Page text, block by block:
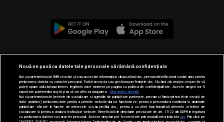
© 2019-2026 DOGAN MEDIA INTERNATIONAL SA, Toate
drepturile rezervate.
Nouă ne pasă ca datele tale personale să rămână confidențiale
Noi și partenerii noștri589stocăm și/sau accesăm informații pe dispozitivul dvs., precum identificatorii cookie unici pentru
prelucrarea datelor cu caracter personal. Puteți accepta sau gestiona preferințele dvs. făcând clic mai jos, respectiv vă
puteți opune utilizării unui interes legitim în orice moment pe pagina cu politica de confidențialitate. Aceste alegeri vor fi
raportate partenerilor noștri și nu vă vor afecta navigarea.
Mai multe detalii
Noi si partenerii nostri (retelele de socializare si agentiile de publicitate partenere, precum si furnizorii nostri de servicii de
date analitice) prelucram date pentru a permite website-ului sa functioneze, pentru a personaliza continutul si anunturile
publicitare afisate in functie de interesele si/sau profilul dvs., pentru a va oferi functionalitati aferente retelelor de
socializare si pentru a analiza traficul pe website. Beneficiati de drepturile prevazute de art. 15-22 din GDPR in legatura
cu prelucrarea datelor cu caracter personal. Aceste drepturi pot fi exercitate prin modalitatea indicataaici . Prin click pe